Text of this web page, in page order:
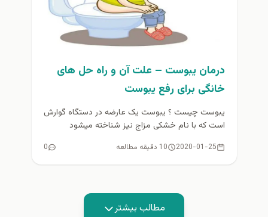
درمان یبوست – علت آن و راه حل های
خانگی برای رفع یبوست
یبوست چیست ؟ یبوست یک عارضه در دستگاه گوارش
است که با نام خشکی مزاج نیز شناخته میشود
2020-01-25 10 دقیقه مطالعه 0
مطالب بیشتر